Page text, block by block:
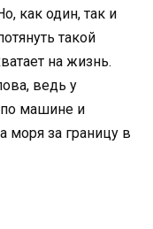
как один, так и
такой
на жизнь.
ведь у
по машине и
моря за границу в